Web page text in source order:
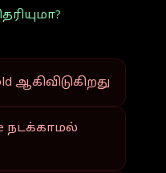
ஆகிவிடுகிறது
நடக்காமல்